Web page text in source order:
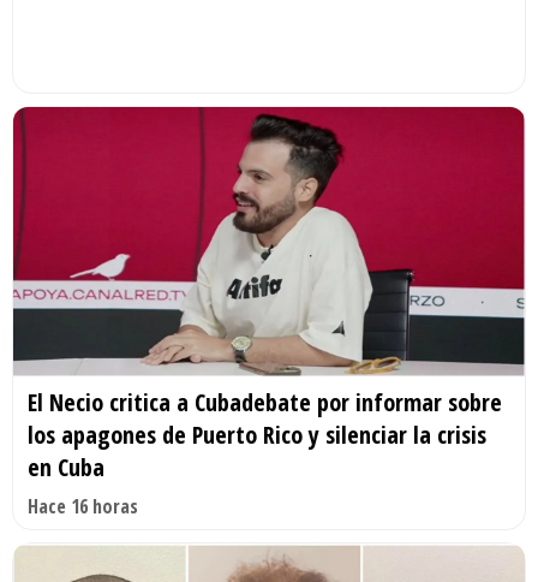
El Necio critica a Cubadebate por informar sobre
los apagones de Puerto Rico y silenciar la crisis
en Cuba
Hace 16 horas